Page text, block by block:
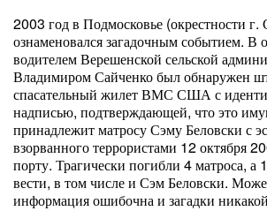
2003 год в Подмосковье (окрестности г.
ознаменовался загадочным событием. В
водителем Верешенской сельской
Владимиром Сайченко был обнаружен
спасательный жилет ВМС США с
надписью, подтверждающей, что это
принадлежит матросу Сэму Беловски с
взорванного террористами 12 октября
порту. Трагически погибли 4 матроса, а
вести, в том числе и Сэм Беловски.
информация ошибочна и загадки